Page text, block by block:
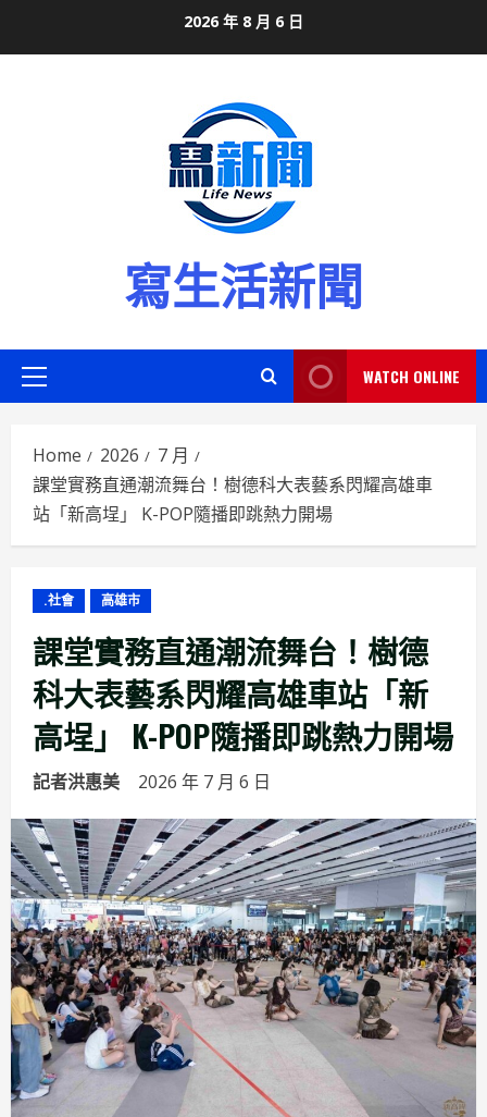
2026 年 8 月 6 日
寫生活新聞
Primary
WATCH ONLINE
Home 2026
7 月
課堂實務直通潮流舞台！樹德科大表藝系閃耀高雄車
站「新高埕」 K-POP隨播即跳熱力開場
.社會 高雄市
課堂實務直通潮流舞台！樹德
科大表藝系閃耀高雄車站「新
高埕」 K-POP隨播即跳熱力開場
記者洪惠美 2026 年 7 月 6 日